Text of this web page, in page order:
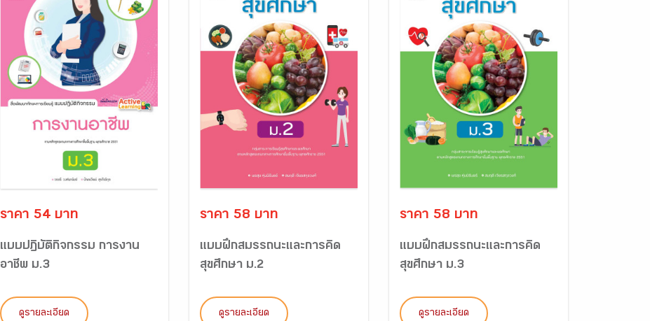
ราคา 54 บาท
แบบปฏิบัติกิจกรรม การงาน
อาชีพ ม.3
ดูรายละเอียด
ราคา 58 บาท
แบบฝึกสมรรถนะและการคิด
สุขศึกษา ม.2
ดูรายละเอียด
ราคา 58 บาท
แบบฝึกสมรรถนะและการคิด
สุขศึกษา ม.3
ดูรายละเอียด